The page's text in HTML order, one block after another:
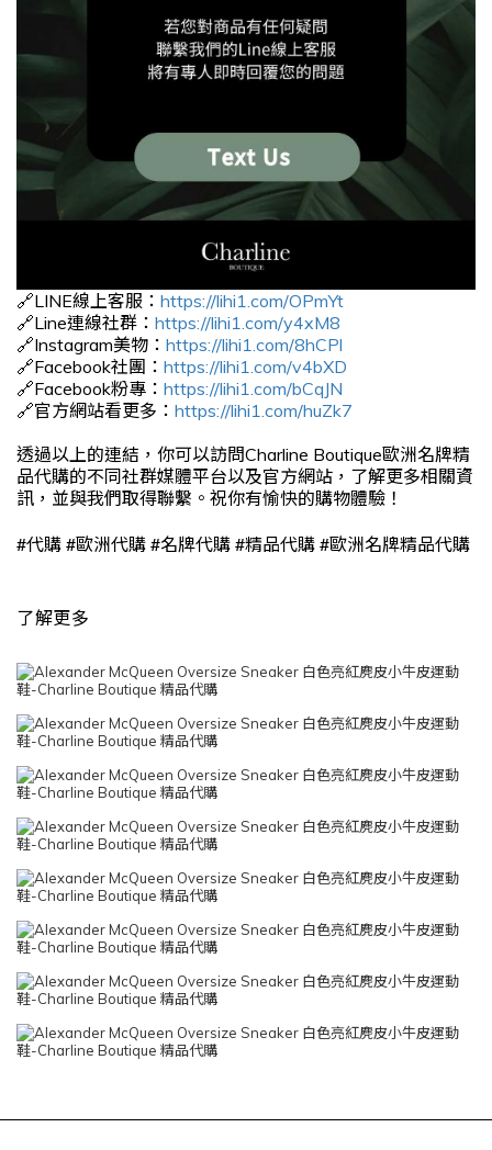
🔗LINE線上客服： https://lihi1.com/OPmYt
🔗Line連線社群： https://lihi1.com/y4xM8
🔗Instagram美物： https://lihi1.com/8hCPl
🔗Facebook社團： https://lihi1.com/v4bXD
🔗Facebook粉專： https://lihi1.com/bCqJN
🔗官方網站看更多： https://lihi1.com/huZk7
透過以上的連結，你可以訪問Charline Boutique歐洲名牌精
品代購的不同社群媒體平台以及官方網站，了解更多相關資
訊，並與我們取得聯繫。祝你有愉快的購物體驗！
#代購 #歐洲代購 #名牌代購 #精品代購 #歐洲名牌精品代購
了解更多